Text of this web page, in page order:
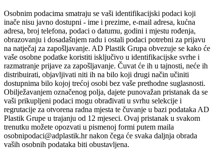
Osobnim podacima smatraju se vaši identifikacijski podaci koji
inače nisu javno dostupni - ime i prezime, e-mail adresa, kućna
adresa, broj telefona, podaci o datumu, godini i mjestu rođenja,
obrazovanju i dosadašnjem radu i ostali podaci potrebni za prijavu
na natječaj za zapošljavanje. AD Plastik Grupa obvezuje se kako će
vaše osobne podatke koristiti isključivo u identifikacijske svrhe i
razmatranje prijave za zapošljavanje. Čuvat će ih u tajnosti, neće ih
distribuirati, objavljivati niti ih na bilo koji drugi način učiniti
dostupnima bilo kojoj trećoj osobi bez vaše prethodne suglasnosti.
Obilježavanjem označenog polja, dajete punovažan pristanak da se
vaši prikupljeni podaci mogu obrađivati u svrhu selekcije i
regrutacije za otvorena radna mjesta te čuvanje u bazi podataka AD
Plastik Grupe u trajanju od 12 mjeseci. Ovaj pristanak u svakom
trenutku možete opozvati u pismenoj formi putem maila
osobnipodaci@adplastik.hr nakon čega će svaka daljnja obrada
vaših osobnih podataka biti obustavljena.